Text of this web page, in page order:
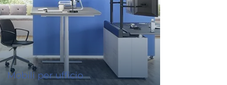
Mobili per ufficio